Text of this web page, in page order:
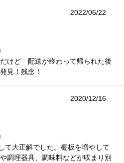
2022/06/22
けど 配送が終わって帰られた後
見！残念！
2020/12/16
て大正解でした。棚板を増やして
調理器具、調味料などが収まり別